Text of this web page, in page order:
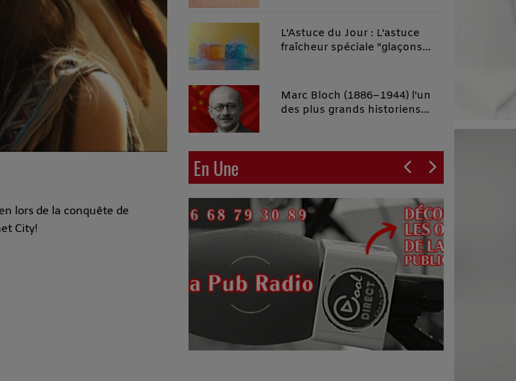
lors de la conquête de
City!
L'Astuce du Jour : L'astuce
fraîcheur spéciale "glaçons
Marc Bloch (1886–1944) l'un
des plus grands historiens
En Une